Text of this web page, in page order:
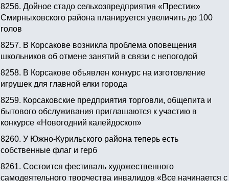
8256. Дойное стадо сельхозпредприятия «Престиж»
Смирныховского района планируется увеличить до 100
голов
8257. В Корсакове возникла проблема оповещения
школьников об отмене занятий в связи с непогодой
8258. В Корсакове объявлен конкурс на изготовление
игрушек для главной елки города
8259. Корсаковские предприятия торговли, общепита и
бытового обслуживания приглашаются к участию в
конкурсе «Новогодний калейдоскоп»
8260. У Южно-Курильского района теперь есть
собственные флаг и герб
8261. Состоится фестиваль художественного
самодеятельного творчества инвалидов «Все начинается с